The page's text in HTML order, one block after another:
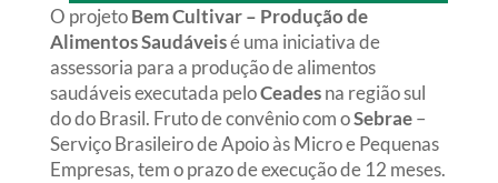
O projetoBem Cultivar – Produção de
Alimentos Saudáveisé uma iniciativa de
assessoria para a produção de alimentos
saudáveis executada peloCeadesna região sul
do do Brasil. Fruto de convênio com oSebrae–
Serviço Brasileiro de Apoio às Micro e Pequenas
Empresas, tem o prazo de execução de 12 meses.